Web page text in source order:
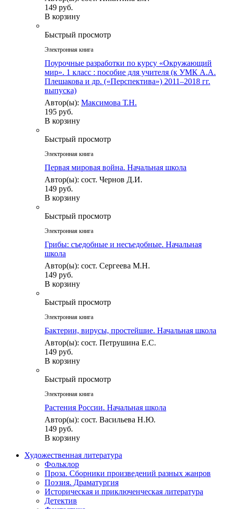
149 руб.
В корзину
Быстрый просмотр
Электронная книга
Поурочные разработки по курсу «Окружающий
мир». 1 класс : пособие для учителя (к УМК А.А.
Плешакова и др. («Перспектива») 2011–2018 гг.
выпуска)
Автор(ы): Максимова Т.Н.
195 руб.
В корзину
Быстрый просмотр
Электронная книга
Первая мировая война. Начальная школа
Автор(ы): сост. Чернов Д.И.
149 руб.
В корзину
Быстрый просмотр
Электронная книга
Грибы: съедобные и несъедобные. Начальная
школа
Автор(ы): сост. Сергеева М.Н.
149 руб.
В корзину
Быстрый просмотр
Электронная книга
Бактерии, вирусы, простейшие. Начальная школа
Автор(ы): сост. Петрушина Е.С.
149 руб.
В корзину
Быстрый просмотр
Электронная книга
Растения России. Начальная школа
Автор(ы): сост. Васильева Н.Ю.
149 руб.
В корзину
Художественная литература
Фольклор
Проза. Сборники произведений разных жанров
Поэзия. Драматургия
Историческая и приключенческая литература
Детектив